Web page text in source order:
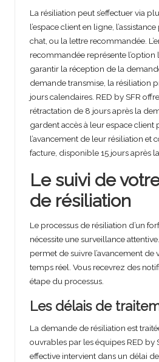
La résiliation peut s’effectuer via
l’espace client en ligne,
chat, ou la lettre recommandée.
recommandée représente
garantir la réception de la
demande transmise, la résiliation
jours calendaires. RED by SFR
rétractation de 8 jours après la
gardent accès à leur espace client
l’avancement de leur résiliation et
facture, disponible 15 jours après
Le suivi de
de résiliation
Le processus de résiliation d’un
nécessite une surveillance
permet de suivre l’avancement de
temps réel. Vous recevrez des
étape du processus.
Les délais de
La demande de résiliation est
ouvrables par les équipes RED by
effective intervient dans un délai